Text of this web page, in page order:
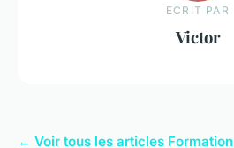
ECRIT PAR
Victor
← Voir tous les articles Formation